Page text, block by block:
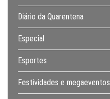
Diário da Quarentena
Especial
Esportes
Festividades e megaeventos